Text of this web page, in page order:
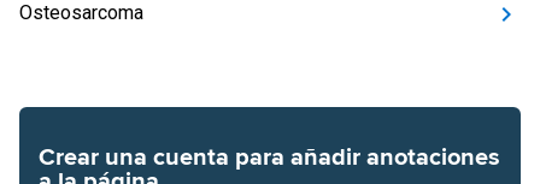
Osteosarcoma
Crear una cuenta para añadir anotaciones